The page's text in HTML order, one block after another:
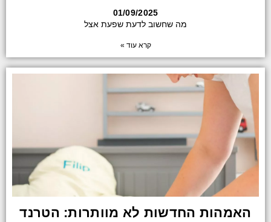
01/09/2025
מה שחשוב לדעת שפעת אצל
קרא עוד »
האמהות החדשות לא מוותרות: הטרנד